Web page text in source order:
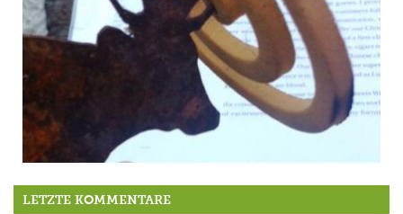
Heute Abend im Gemeinderat: Die Biologie der Stechmücken
LETZTE KOMMENTARE